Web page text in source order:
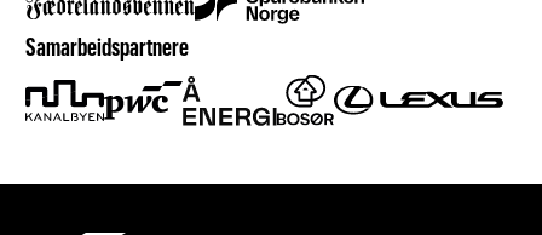
Samarbeidspartnere